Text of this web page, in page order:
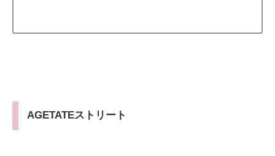
AGETATEストリート